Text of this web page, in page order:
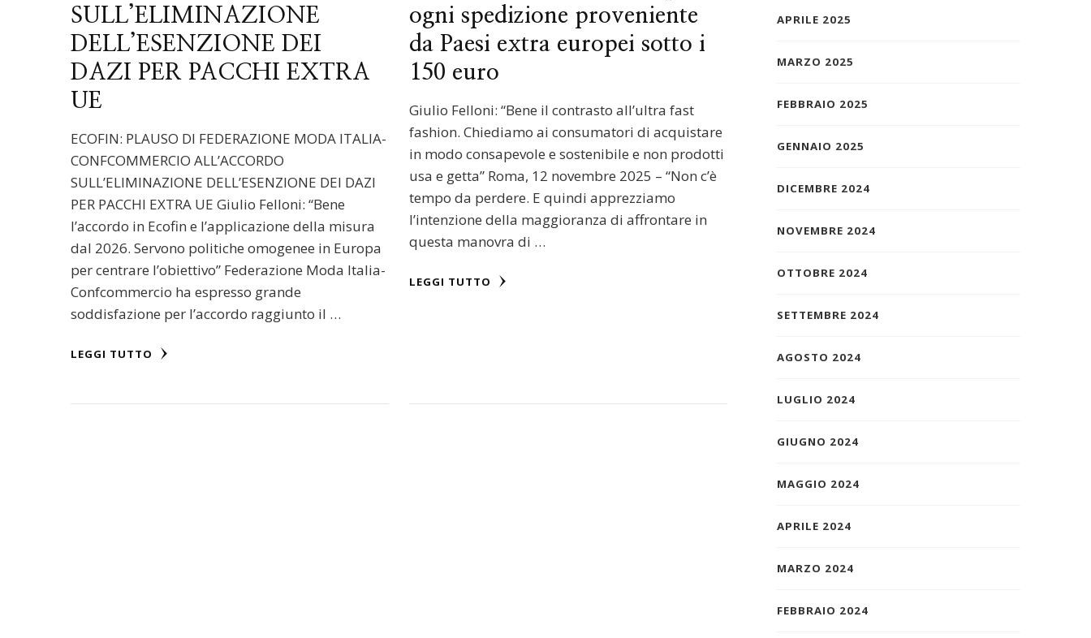
SULL’ELIMINAZIONE
DELL’ESENZIONE DEI
DAZI PER PACCHI EXTRA
UE
ECOFIN: PLAUSO DI FEDERAZIONE MODA ITALIA-
CONFCOMMERCIO ALL’ACCORDO
SULL’ELIMINAZIONE DELL’ESENZIONE DEI DAZI
PER PACCHI EXTRA UE Giulio Felloni: “Bene
l’accordo in Ecofin e l’applicazione della misura
dal 2026. Servono politiche omogenee in Europa
per centrare l’obiettivo” Federazione Moda Italia-
Confcommercio ha espresso grande
soddisfazione per l’accordo raggiunto il …
LEGGI TUTTO
ogni spedizione proveniente
da Paesi extra europei sotto i
150 euro
Giulio Felloni: “Bene il contrasto all’ultra fast
fashion. Chiediamo ai consumatori di acquistare
in modo consapevole e sostenibile e non prodotti
usa e getta” Roma, 12 novembre 2025 – “Non c’è
tempo da perdere. E quindi apprezziamo
l’intenzione della maggioranza di affrontare in
questa manovra di …
LEGGI TUTTO
APRILE 2025
MARZO 2025
FEBBRAIO 2025
GENNAIO 2025
DICEMBRE 2024
NOVEMBRE 2024
OTTOBRE 2024
SETTEMBRE 2024
AGOSTO 2024
LUGLIO 2024
GIUGNO 2024
MAGGIO 2024
APRILE 2024
MARZO 2024
FEBBRAIO 2024